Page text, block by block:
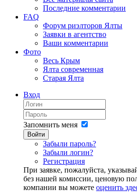
Последние комментарии
FAQ
Форум риэлторов Ялты
Заявки в агентство
Ваши комментарии
Фото
Весь Крым
Ялта современная
Старая Ялта
Вход
Запомнить меня
Войти
Забыли пароль?
Забыли логин?
Регистрация
При заявке, пожалуйста,
без нашей комиссии, ценовую
компании вы можете оценить